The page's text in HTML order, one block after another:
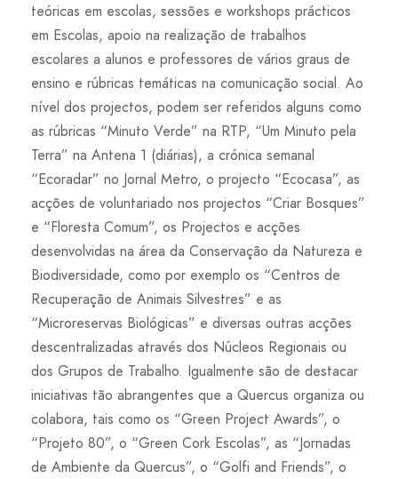
teóricas em escolas, sessões e workshops prácticos
em Escolas, apoio na realização de trabalhos
escolares a alunos e professores de vários graus de
ensino e rúbricas temáticas na comunicação social. Ao
nível dos projectos, podem ser referidos alguns como
as rúbricas “Minuto Verde” na RTP, “Um Minuto pela
Terra” na Antena 1 (diárias), a crónica semanal
“Ecoradar” no Jornal Metro, o projecto “Ecocasa”, as
acções de voluntariado nos projectos “Criar Bosques”
e “Floresta Comum”, os Projectos e acções
desenvolvidas na área da Conservação da Natureza e
Biodiversidade, como por exemplo os “Centros de
Recuperação de Animais Silvestres” e as
“Microreservas Biológicas” e diversas outras acções
descentralizadas através dos Núcleos Regionais ou
dos Grupos de Trabalho. Igualmente são de destacar
iniciativas tão abrangentes que a Quercus organiza ou
colabora, tais como os “Green Project Awards”, o
“Projeto 80”, o “Green Cork Escolas”, as “Jornadas
de Ambiente da Quercus”, o “Golfi and Friends”, o